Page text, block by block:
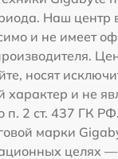
Наш центр
и не имеет
носят
характер и не
п. 2 ст. 437 ГК
марки
целях —